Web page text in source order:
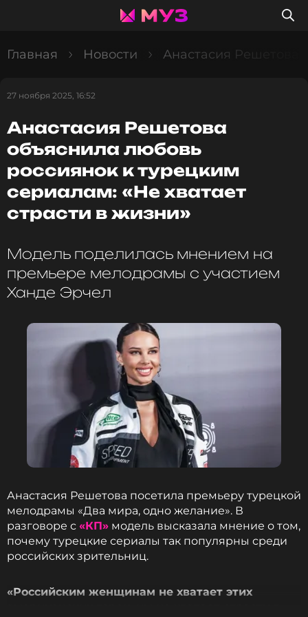
Главная Новости Анастасия Решетова
27 ноября 2025, 16:52
Анастасия Решетова
объяснила любовь
россиянок к турецким
сериалам: «Не хватает
страсти в жизни»
Модель поделилась мнением на
премьере мелодрамы с участием
Ханде Эрчел
Анастасия Решетова посетила премьеру турецкой
мелодрамы «Два мира, одно желание». В
разговоре с «КП» модель высказала мнение о том,
почему турецкие сериалы так популярны среди
российских зрительниц.
«Российским женщинам не хватает этих